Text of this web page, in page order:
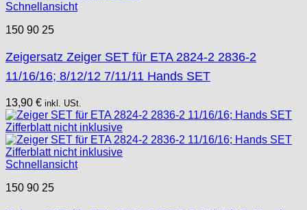
Schnellansicht
150 90 25
Zeigersatz Zeiger SET für ETA 2824-2 2836-2
11/16/16; 8/12/12 7/11/11 Hands SET
13,90 € inkl. USt.
Schnellansicht
150 90 25